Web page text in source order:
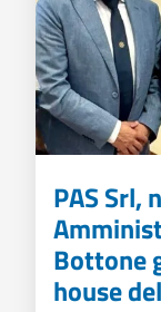
PAS Srl,
Bottone
house